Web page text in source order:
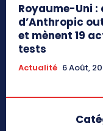
Royaume-Uni :
d’Anthropic
et mènent 19
tests
Actualité 6 Août,